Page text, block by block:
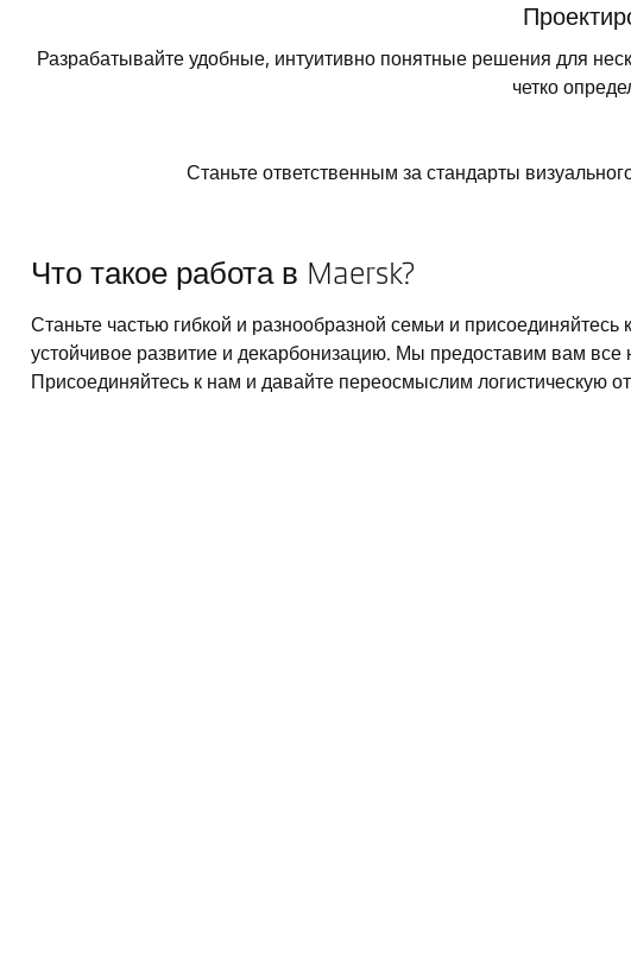
Разрабатывайте удобные, интуитивно понятные решения для
четко
Станьте ответственным за стандарты
Что такое работа в Maersk?
Станьте частью гибкой и разнообразной семьи и
устойчивое развитие и декарбонизацию. Мы предоставим вам
Присоединяйтесь к нам и давайте переосмыслим логистическую